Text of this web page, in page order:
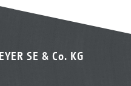
SE & Co. KG